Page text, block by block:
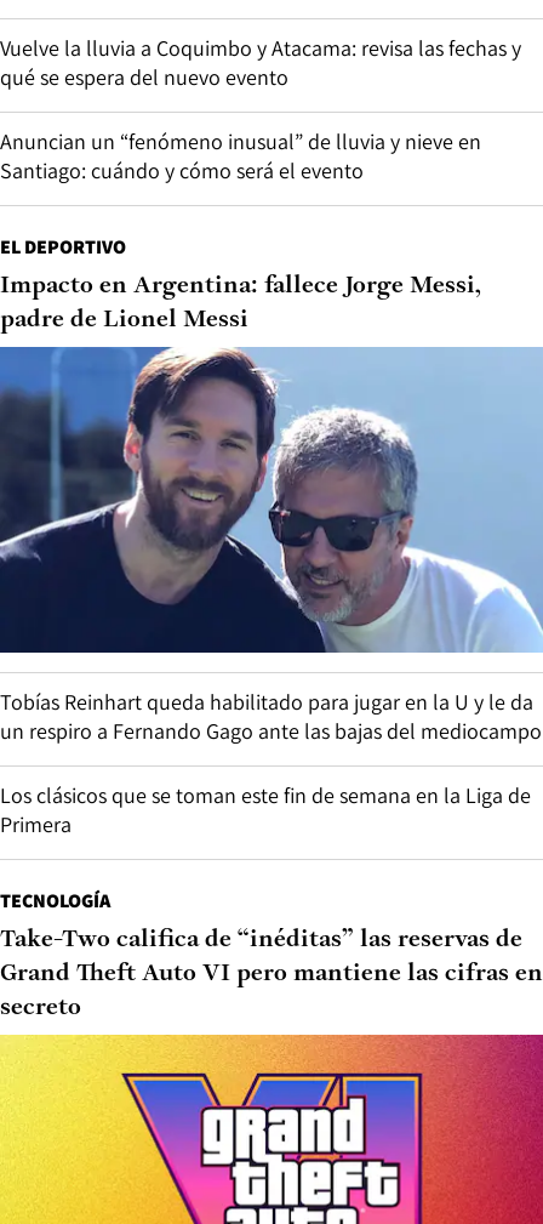
Vuelve la lluvia a Coquimbo y Atacama: revisa las fechas y
qué se espera del nuevo evento
Anuncian un “fenómeno inusual” de lluvia y nieve en
Santiago: cuándo y cómo será el evento
EL DEPORTIVO
Impacto en Argentina: fallece Jorge Messi,
padre de Lionel Messi
Tobías Reinhart queda habilitado para jugar en la U y le da
un respiro a Fernando Gago ante las bajas del mediocampo
Los clásicos que se toman este fin de semana en la Liga de
Primera
TECNOLOGÍA
Take-Two califica de “inéditas” las reservas de
Grand Theft Auto VI pero mantiene las cifras en
secreto